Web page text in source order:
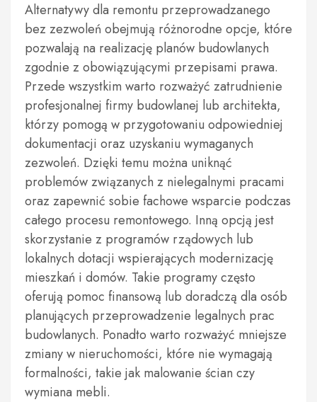
Alternatywy dla remontu przeprowadzanego
bez zezwoleń obejmują różnorodne opcje, które
pozwalają na realizację planów budowlanych
zgodnie z obowiązującymi przepisami prawa.
Przede wszystkim warto rozważyć zatrudnienie
profesjonalnej firmy budowlanej lub architekta,
którzy pomogą w przygotowaniu odpowiedniej
dokumentacji oraz uzyskaniu wymaganych
zezwoleń. Dzięki temu można uniknąć
problemów związanych z nielegalnymi pracami
oraz zapewnić sobie fachowe wsparcie podczas
całego procesu remontowego. Inną opcją jest
skorzystanie z programów rządowych lub
lokalnych dotacji wspierających modernizację
mieszkań i domów. Takie programy często
oferują pomoc finansową lub doradczą dla osób
planujących przeprowadzenie legalnych prac
budowlanych. Ponadto warto rozważyć mniejsze
zmiany w nieruchomości, które nie wymagają
formalności, takie jak malowanie ścian czy
wymiana mebli.